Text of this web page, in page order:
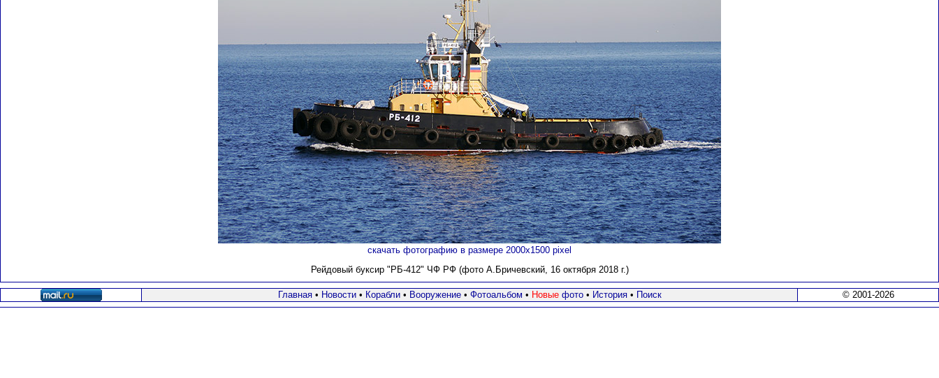
скачать фотографию в размере 2000х1500 pixel
Рейдовый буксир "РБ-412" ЧФ РФ (фото А.Бричевский, 16 октября 2018 г.)
Главная• Новости• Корабли• Вооружение • Фотоальбом • Новыефото • История• Поиск © 2001-2026